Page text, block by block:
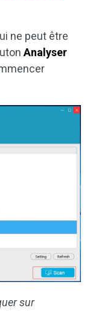
ne peut être
Analyser
sur